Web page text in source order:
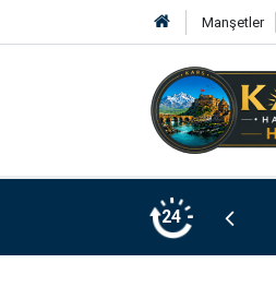
Manşetler
24